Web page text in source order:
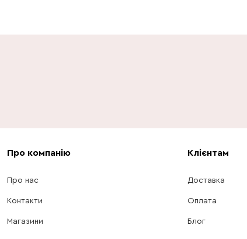
Про компанію
Про нас
Контакти
Магазини
Клієнтам
Доставка
Оплата
Блог